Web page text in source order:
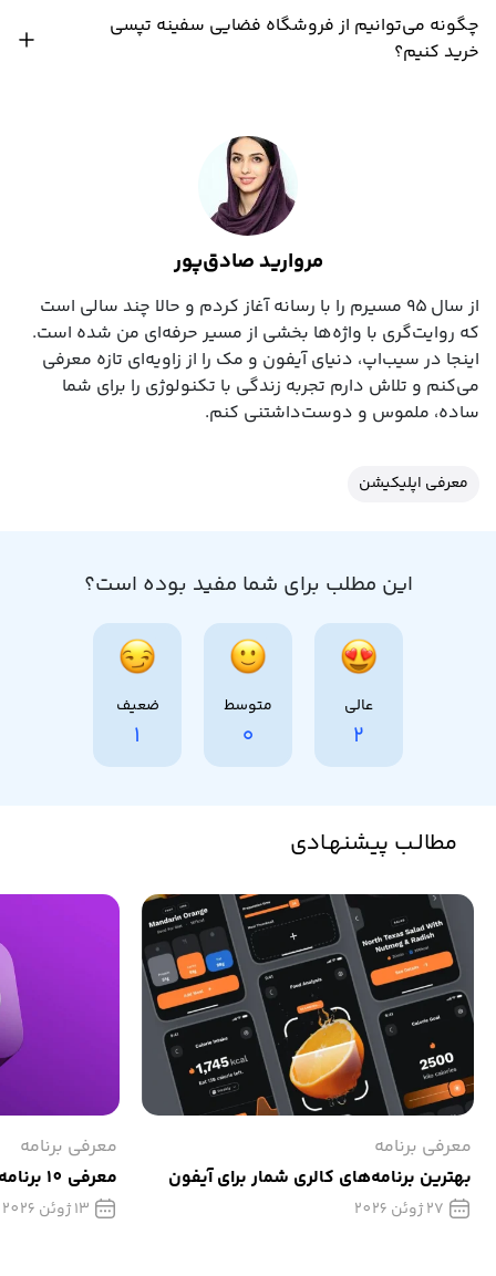
چگونه می‌توانیم از فروشگاه فضایی سفینه تپسی
خرید کنیم؟
مروارید صادق‌پور
از سال ۹۵ مسیرم را با رسانه آغاز کردم و حالا چند سالی است
که روایت‌گری با واژه‌ها بخشی از مسیر حرفه‌ای‌ من شده است.
اینجا در سیب‌اپ، دنیای آیفون و مک را از زاویه‌ای تازه معرفی
می‌کنم و تلاش دارم تجربه زندگی با تکنولوژی را برای شما
ساده، ملموس و دوست‌داشتنی کنم.
معرفی اپلیکیشن
این مطلب برای شما مفید بوده است؟
عالی
2
متوسط
0
ضعیف
1
مطالـب پیشنهـادی
معرفی برنامه
بهترین برنامه‌های کالری‌ شمار برای آیفون
27 ژوئن 2026
معرفی برنامه
معرفی 10 برنامه برتر پادکست برای آیفون
13 ژوئن 2026